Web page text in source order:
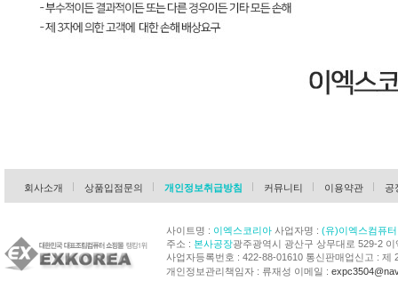
회사소개 상품입점문의 개인정보취급방침 커뮤니티 이용약관 공
사이트명 : 이엑스코리아사업자명 : (유)이엑스컴퓨터
주소 : 본사공장광주광역시 광산구 상무대로 529-2 이
사업자등록번호 : 422-88-01610 통신판매업신고 : 제
개인정보관리책임자 : 류재성 이메일 :